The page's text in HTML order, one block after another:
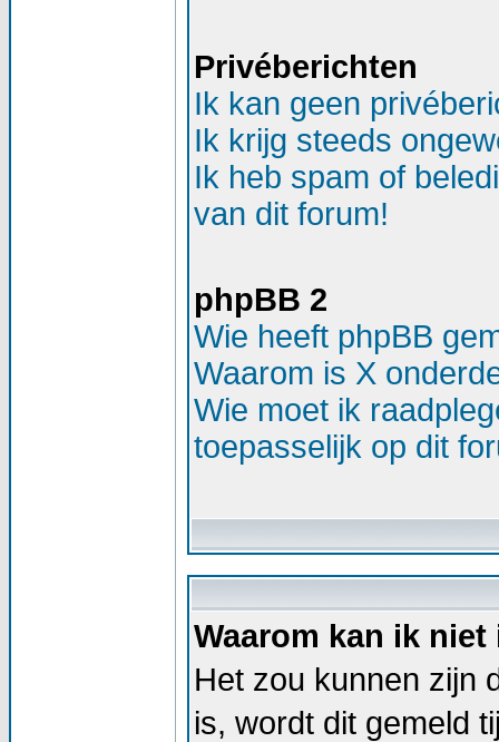
Privéberichten
Ik kan geen
Ik krijg steeds
Ik heb spam of
van dit forum!
phpBB 2
Wie heeft phpBB
Waarom is X
Wie moet ik
toepasselijk op dit
Waarom kan ik
Het zou kunnen zijn
is, wordt dit gemeld